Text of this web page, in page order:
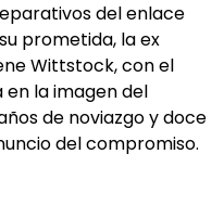
del enlace
prometida, la ex
Wittstock, con el
en la imagen del
de noviazgo y doce
del compromiso.